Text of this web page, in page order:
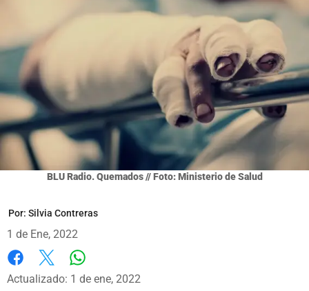
BLU Radio. Quemados // Foto: Ministerio de Salud
Por: Silvia Contreras
1 de Ene, 2022
Facebook
X
Actualizado: 1 de ene, 2022